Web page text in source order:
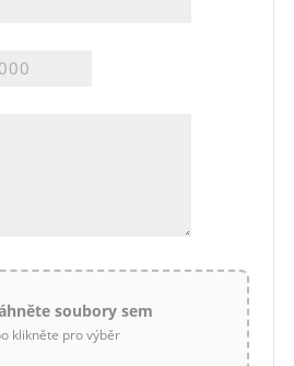
soubory sem
klikněte pro výběr